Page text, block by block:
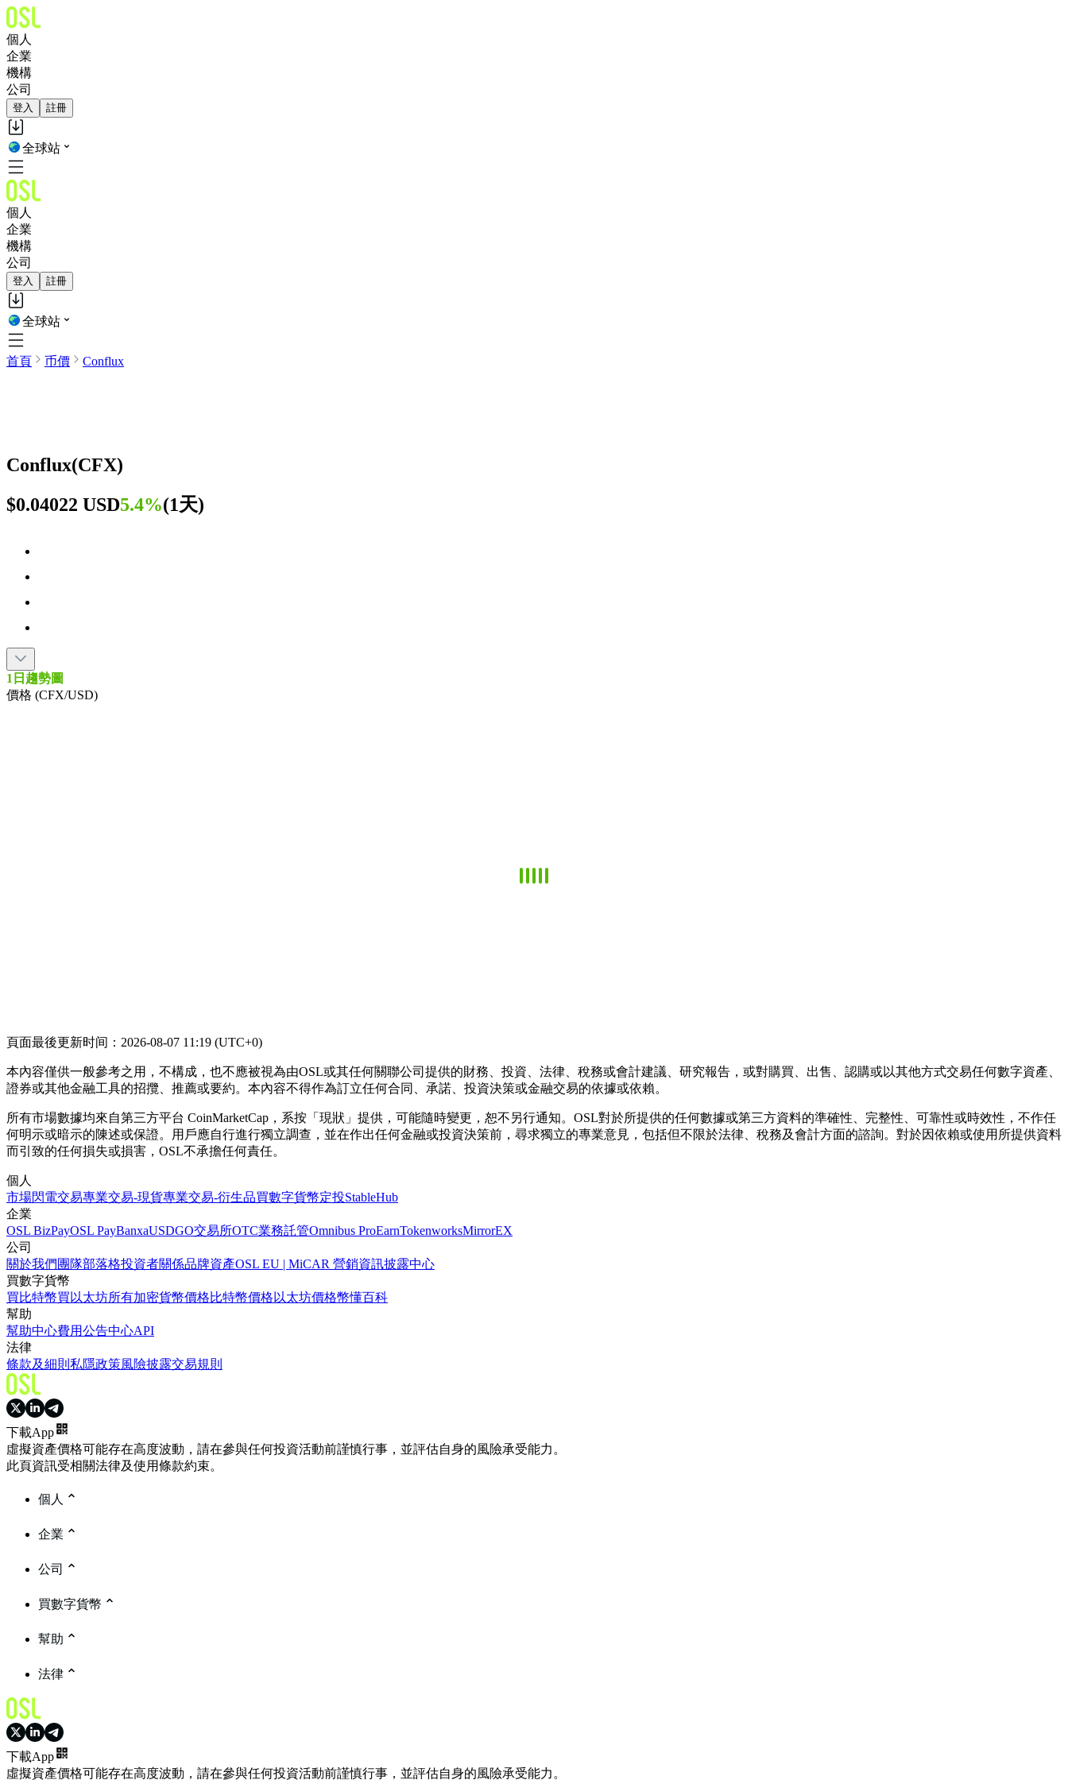
個人
企業
機構
公司
登入 註冊
全球站
個人
企業
機構
公司
登入 註冊
全球站
首頁 币價 Conflux
Conflux(CFX)
$0.04022 USD5.4%(1天)
1日趨勢圖
價格 (CFX/USD)
頁面最後更新时间：2026-08-07 11:19 (UTC+0)
本內容僅供一般參考之用，不構成，也不應被視為由OSL或其任何關聯公司提供的財務、投資、法律、稅務或會計建議、研究報告，或對購買、出售、認購或以其他方式交易任何數字資產、
證券或其他金融工具的招攬、推薦或要約。本內容不得作為訂立任何合同、承諾、投資決策或金融交易的依據或依賴。
所有市場數據均來自第三方平台 CoinMarketCap，系按「現狀」提供，可能隨時變更，恕不另行通知。OSL對於所提供的任何數據或第三方資料的準確性、完整性、可靠性或時效性，不作任
何明示或暗示的陳述或保證。用戶應自行進行獨立調查，並在作出任何金融或投資決策前，尋求獨立的專業意見，包括但不限於法律、稅務及會計方面的諮詢。對於因依賴或使用所提供資料
而引致的任何損失或損害，OSL不承擔任何責任。
個人
市場閃電交易專業交易-現貨專業交易-衍生品買數字貨幣定投StableHub
企業
OSL BizPayOSL PayBanxaUSDGO交易所OTC業務託管Omnibus ProEarnTokenworksMirrorEX
公司
關於我們 團隊部落格投資者關係品牌資產OSL EU | MiCAR 營銷資訊披露中心
買數字貨幣
買比特幣買以太坊所有加密貨幣價格比特幣價格 以太坊價格幣懂百科
幫助
幫助中心費用公告中心API
法律
條款及細則 私隱政策風險披露交易規則
下載App
虛擬資產價格可能存在高度波動，請在參與任何投資活動前謹慎行事，並評估自身的風險承受能力。
此頁資訊受相關法律及使用條款約束。
個人
企業
公司
買數字貨幣
幫助
法律
下載App
虛擬資產價格可能存在高度波動，請在參與任何投資活動前謹慎行事，並評估自身的風險承受能力。